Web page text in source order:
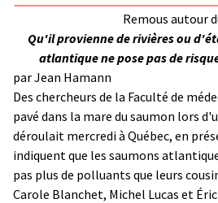
Remous autour
Qu'il provienne de rivières ou
atlantique ne pose pas de
par Jean Hamann
Des chercheurs de la Faculté de
pavé dans la mare du saumon lors
déroulait mercredi à Québec, en
indiquent que les saumons
pas plus de polluants que leurs
Carole Blanchet, Michel Lucas et